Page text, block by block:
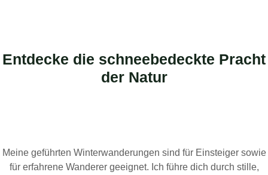
Entdecke die schneebedeckte Pracht
der Natur
Meine geführten Winterwanderungen sind für Einsteiger sowie
für erfahrene Wanderer geeignet. Ich führe dich durch stille,